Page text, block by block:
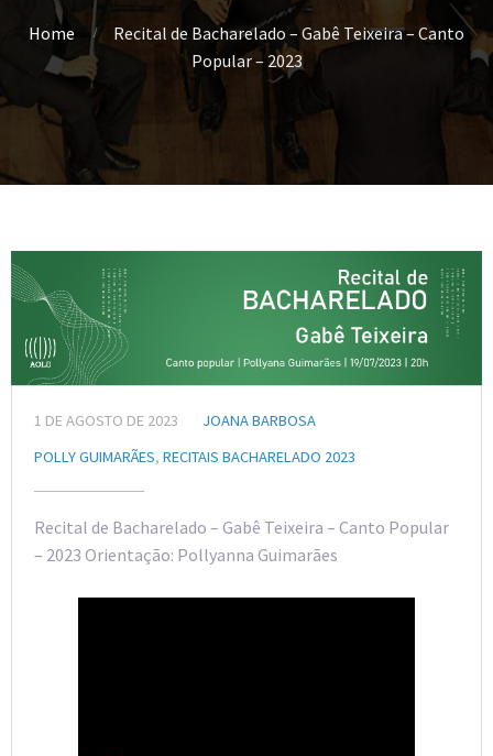
Home
Recital de Bacharelado – Gabê Teixeira – Canto
Popular – 2023
1 DE AGOSTO DE 2023
JOANA BARBOSA
POLLY GUIMARÃES, RECITAIS BACHARELADO 2023
Recital de Bacharelado – Gabê Teixeira – Canto Popular
– 2023 Orientação: Pollyanna Guimarães